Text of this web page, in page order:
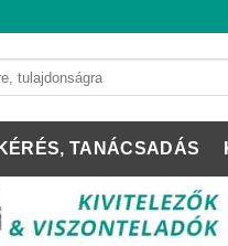
TANÁCSADÁS